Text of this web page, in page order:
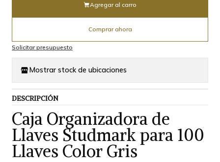
Agregar al carro
Comprar ahora
Solicitar presupuesto
Mostrar stock de ubicaciones
DESCRIPCIÓN
Caja Organizadora de
Llaves Studmark para 100
Llaves Color Gris